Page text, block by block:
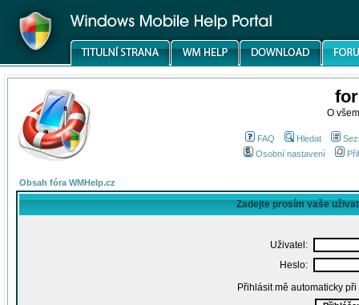
O
FAQ Hledat
Osobní nastavení
Obsah fóra WMHelp.cz
Zadejte prosím vaše
Uživatel:
Heslo:
Přihlásit mě automaticky